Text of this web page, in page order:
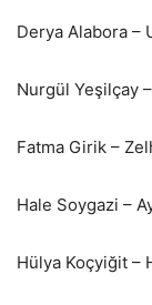
Derya Alabora –
Nurgül Yeşilçay
Fatma Girik –
Hale Soygazi –
Hülya Koçyiğit –